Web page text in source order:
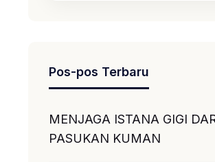
Pos-pos Terbaru
MENJAGA ISTANA GIGI
PASUKAN KUMAN